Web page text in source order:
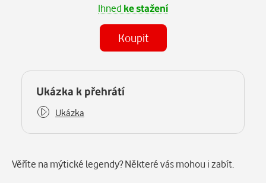
Ihned ke stažení
Koupit
Některé kapitoly již máte zakoupeny.
Ukázka k přehrátí
Ukázka
Popis
Věříte na mýtické legendy? Některé vás mohou i zabít.